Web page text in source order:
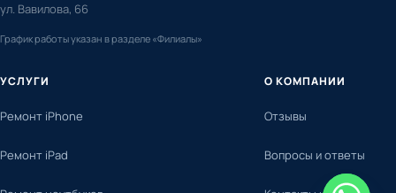
УСЛУГИ
Ремонт iPhone
Ремонт iPad
О КОМПАНИИ
Отзывы
Вопросы и ответы
ул. Вавилова, 66
График работы указан в разделе «Филиалы»